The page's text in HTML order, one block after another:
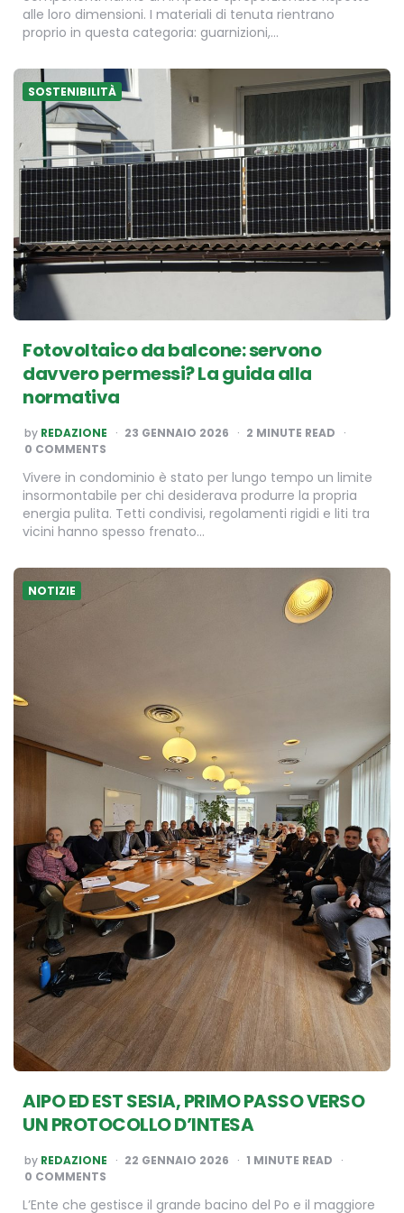
alle loro dimensioni. I materiali di tenuta rientrano
proprio in questa categoria: guarnizioni,…
SOSTENIBILITÀ
Fotovoltaico da balcone: servono
davvero permessi? La guida alla
normativa
POSTED
BY
by REDAZIONE 23 GENNAIO 2026 2 MINUTE READ
0 COMMENTS
Vivere in condominio è stato per lungo tempo un limite
insormontabile per chi desiderava produrre la propria
energia pulita. Tetti condivisi, regolamenti rigidi e liti tra
vicini hanno spesso frenato…
NOTIZIE
AIPO ED EST SESIA, PRIMO PASSO VERSO
UN PROTOCOLLO D’INTESA
POSTED
BY
by REDAZIONE 22 GENNAIO 2026 1 MINUTE READ
0 COMMENTS
L’Ente che gestisce il grande bacino del Po e il maggiore